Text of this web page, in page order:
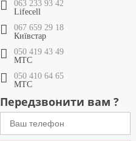
063 233 93 42
Lifecell
067 659 29 18
Київстар
050 419 43 49
МТС
050 410 64 65
МТС
Передзвонити вам ?